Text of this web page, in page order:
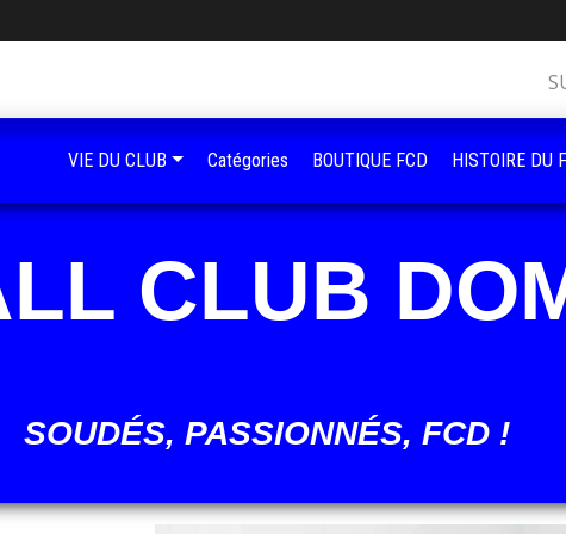
CLUB
SOUDÉS, PASSIONNÉS, FCD !
VIE DU CLUB Catégories BOUTIQUE FCD HISTOIRE DU